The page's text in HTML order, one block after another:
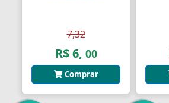
Bancos
Bancos
Bancos de Jardim
7,32
R$ 6, 00
Comprar